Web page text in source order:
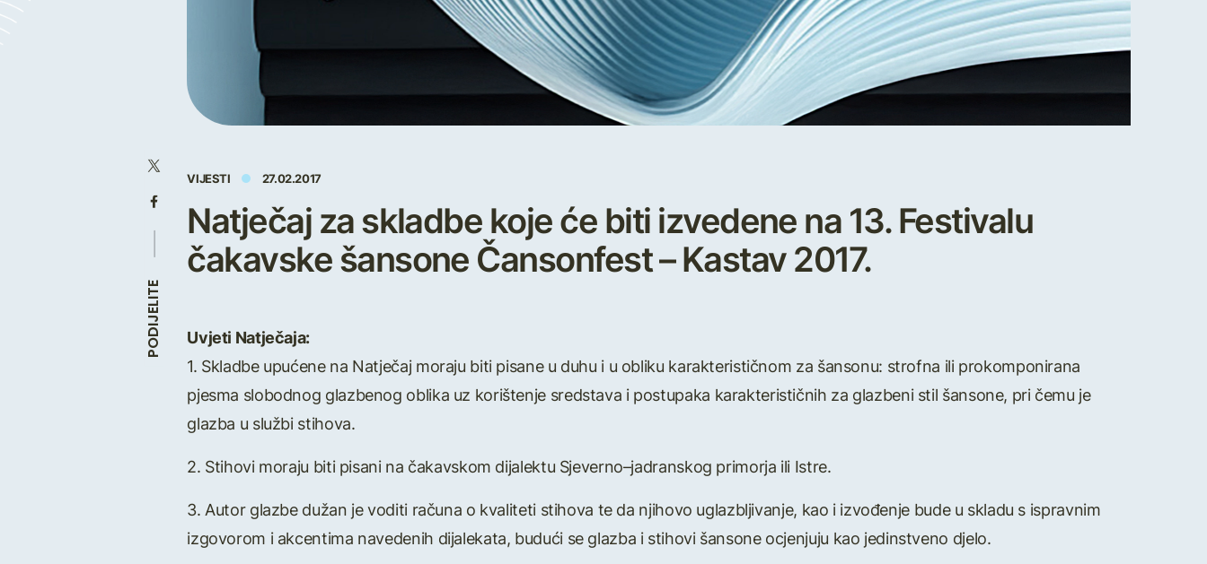
PODIJELITE
VIJESTI 27.02.2017
Natječaj za skladbe koje će biti izvedene na 13. Festivalu
čakavske šansone Čansonfest – Kastav 2017.
Uvjeti Natječaja:
1. Skladbe upućene na Natječaj moraju biti pisane u duhu i u obliku karakterističnom za šansonu: strofna ili prokomponirana
pjesma slobodnog glazbenog oblika uz korištenje sredstava i postupaka karakterističnih za glazbeni stil šansone, pri čemu je
glazba u službi stihova.
2. Stihovi moraju biti pisani na čakavskom dijalektu Sjeverno–jadranskog primorja ili Istre.
3. Autor glazbe dužan je voditi računa o kvaliteti stihova te da njihovo uglazbljivanje, kao i izvođenje bude u skladu s ispravnim
izgovorom i akcentima navedenih dijalekata, budući se glazba i stihovi šansone ocjenjuju kao jedinstveno djelo.